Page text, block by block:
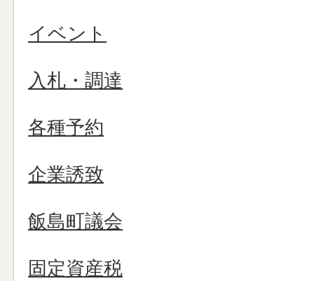
イベント
入札・調達
各種予約
企業誘致
飯島町議会
固定資産税